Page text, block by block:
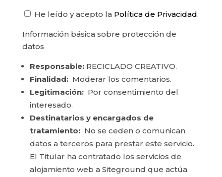
He leído y acepto la Política de Privacidad.
Información básica sobre protección de
datos
Responsable:RECICLADO CREATIVO.
Finalidad:Moderar los comentarios.
Legitimación:Por consentimiento del
interesado.
Destinatarios y encargados de
tratamiento:No se ceden o comunican
datos a terceros para prestar este servicio.
El Titular ha contratado los servicios de
alojamiento web a Siteground que actúa